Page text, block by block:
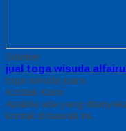
Sidebar
jual toga wisuda
toga wisuda juara
Kontak Kami
Apabila ada yang
kontak di bawah ini.